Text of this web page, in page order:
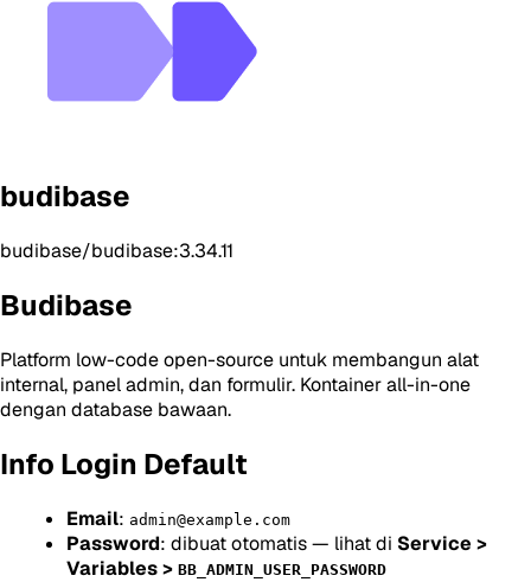
budibase
budibase/budibase:3.34.11
Budibase
Platform low-code open-source untuk membangun alat
internal, panel admin, dan formulir. Kontainer all-in-one
dengan database bawaan.
Info Login Default
Email: admin@example.com
Password: dibuat otomatis — lihat di Service >
Variables > BB_ADMIN_USER_PASSWORD